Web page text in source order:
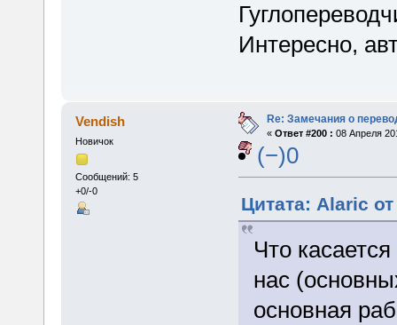
Интересно,
Vendish
Новичок
Сообщений: 5
+0/-0
Re: Замечания о
« Ответ #200 : 08 Апреля
(−)0
Цитата: Alaric
Что
нас
основная